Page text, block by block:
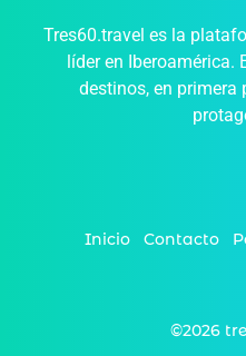
Tres60.travel es la
líder en Iberoamérica.
destinos, en primera
Inicio Contacto
©2026